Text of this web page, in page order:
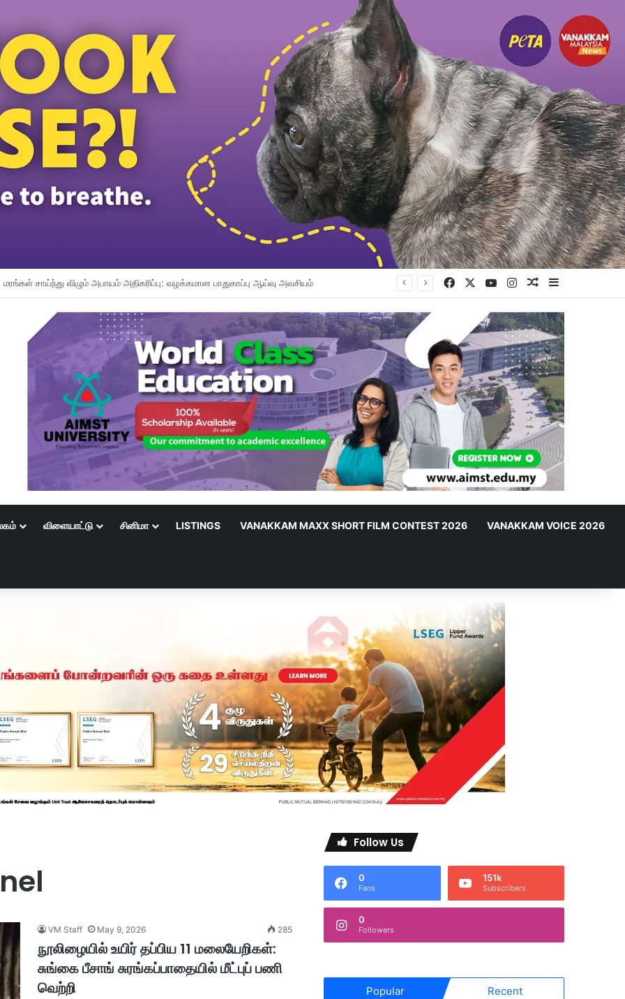
பாலியல் ரீதியாகத் துன்புறுத்தியதாக வேலையில்லாத நபர் மீது குற்றச்சாட்டு Facebook YouTubeInstagramRandom Article
விளையாட்டு சினிமா LISTINGS VANAKKAM MAXX SHORT FILM CONTEST 2026 VANAKKAM VOICE 2026
VM Staff May 9, 2026 285
நூலிழையில் உயிர் தப்பிய 11 மலையேறிகள்:
சுங்கை பீசாங் சுரங்கப்பாதையில் மீட்புப் பணி
வெற்றி
Follow Us
0
Fans
151k
Subscribers
0
Followers
Popular Recent